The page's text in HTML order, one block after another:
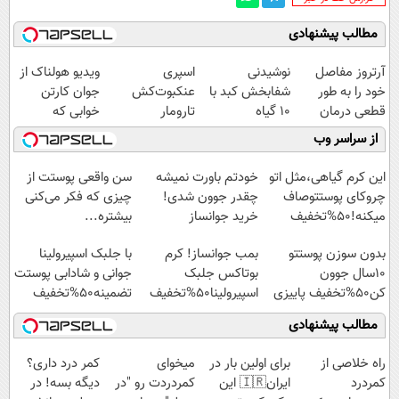
مطالب پیشنهادی
آرتروز مفاصل
خود را به طور
قطعی درمان
کنید!
◗پرسش‌نامه◖
نوشیدنی
شفابخش کبد با
10 گیاه
موثر(تخفیف تا
امشب)
اسپری
عنکبوت‌‌کش
تارومار
ازبین‌برنده انواع
عنکبوت
ویدیو هولناک از
جوان کارتن
خوابی که
میلیاردر شد.
آموزش رایگان
از سراسر وب
این کرم گیاهی،مثل اتو
چروکای پوستتوصاف
میکنه!50%تخفیف
خودتم باورت نمیشه
چقدر جوون شدی!
خرید جوانساز
ویژه
سن واقعی پوستت از
چیزی که فکر می‌کنی
بیشتره...
بدون سوزن پوستتو
10سال جوون
کن50%تخفیف پاییزی
بمب جوانساز! کرم
بوتاکس جلبک
اسپیرولینا50%تخفیف
با جلبک اسپیرولینا
جوانی و شادابی پوستت
تضمینه50%تخفیف
مطالب پیشنهادی
‌راه خلاصی از
کمردرد
برای اولین بار در
ایران🇮🇷 این
میخوای
کمردردت رو "در
کمر درد داری؟
دیگه بسه! در